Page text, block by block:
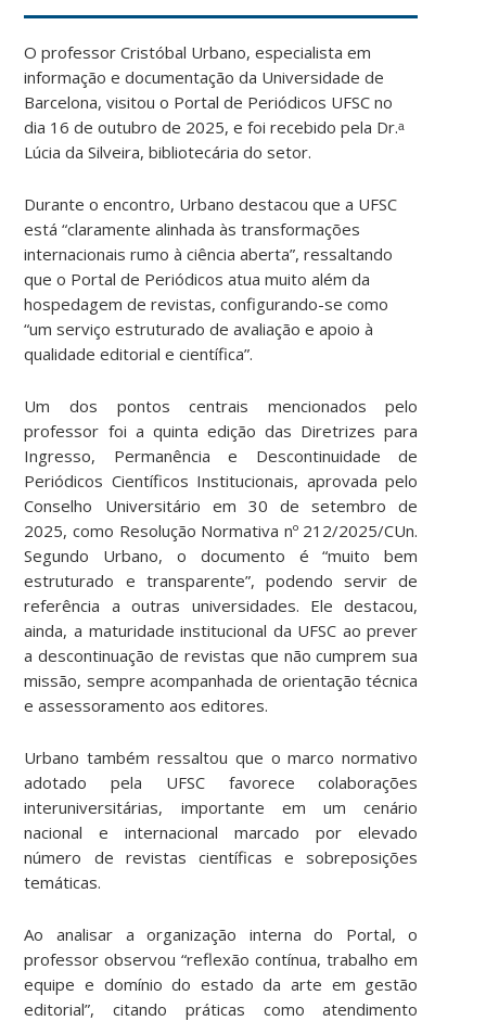
O professor Cristóbal Urbano, especialista em
informação e documentação da Universidade de
Barcelona, visitou o Portal de Periódicos UFSC no
dia 16 de outubro de 2025, e foi recebido pela Dr.ᵃ
Lúcia da Silveira, bibliotecária do setor.
Durante o encontro, Urbano destacou que a UFSC
está “claramente alinhada às transformações
internacionais rumo à ciência aberta”, ressaltando
que o Portal de Periódicos atua muito além da
hospedagem de revistas, configurando-se como
“um serviço estruturado de avaliação e apoio à
qualidade editorial e científica”.
Um dos pontos centrais mencionados pelo
professor foi a quinta edição das Diretrizes para
Ingresso, Permanência e Descontinuidade de
Periódicos Científicos Institucionais, aprovada pelo
Conselho Universitário em 30 de setembro de
2025, como Resolução Normativa nº 212/2025/CUn.
Segundo Urbano, o documento é “muito bem
estruturado e transparente”, podendo servir de
referência a outras universidades. Ele destacou,
ainda, a maturidade institucional da UFSC ao prever
a descontinuação de revistas que não cumprem sua
missão, sempre acompanhada de orientação técnica
e assessoramento aos editores.
Urbano também ressaltou que o marco normativo
adotado pela UFSC favorece colaborações
interuniversitárias, importante em um cenário
nacional e internacional marcado por elevado
número de revistas científicas e sobreposições
temáticas.
Ao analisar a organização interna do Portal, o
professor observou “reflexão contínua, trabalho em
equipe e domínio do estado da arte em gestão
editorial”, citando práticas como atendimento